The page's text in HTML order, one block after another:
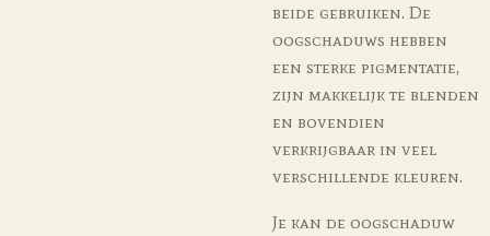
beide gebruiken. De
oogschaduws hebben
een sterke pigmentatie,
zijn makkelijk te blenden
en bovendien
verkrijgbaar in veel
verschillende kleuren.
Je kan de oogschaduw